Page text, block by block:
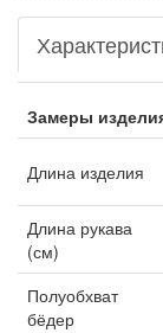
Замеры
Длина изделия
Длина рукава
(см)
Полуобхват
бёдер